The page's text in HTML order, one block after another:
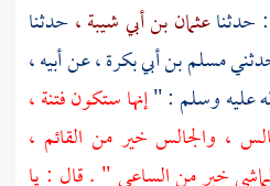
حدثناعثمان بن أبي شيبة ، حدثنا
مسلم بن أبي بكرة ،عن أبيه ،
عليه وسلم : "إنها ستكون فتنة ،
، والجالس خير من القائم ،
خير من الساعي " . قال : يا